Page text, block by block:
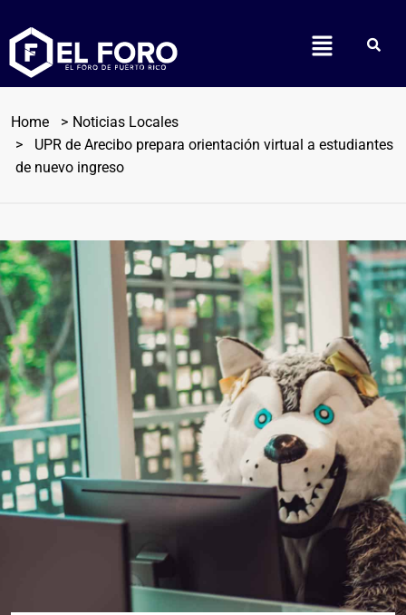
Home
Noticias Locales
UPR de Arecibo prepara orientación virtual a estudiantes
de nuevo ingreso